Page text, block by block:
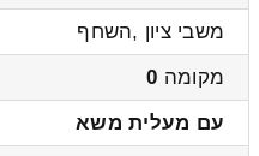
משבי ציון ,השחף
מקומה 0
עם מעלית משא